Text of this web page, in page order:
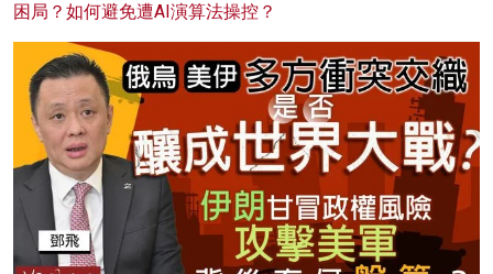
困局？如何避免遭AI演算法操控？